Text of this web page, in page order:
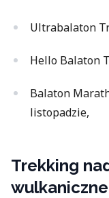
Ultrabalaton
Hello Balaton
Balaton
listopadzie,
Trekking